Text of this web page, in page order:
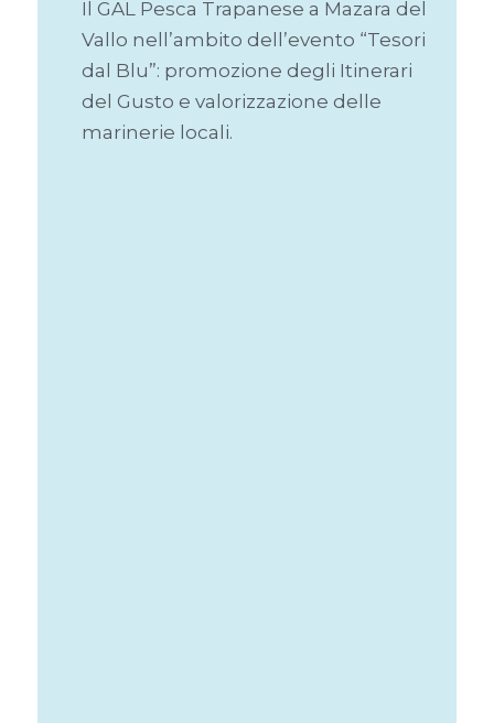
Il GAL Pesca Trapanese a Mazara del
Vallo nell’ambito dell’evento “Tesori
dal Blu”: promozione degli Itinerari
del Gusto e valorizzazione delle
marinerie locali.